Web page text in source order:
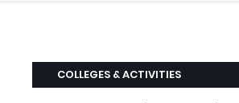
COLLEGES & ACTIVITIES